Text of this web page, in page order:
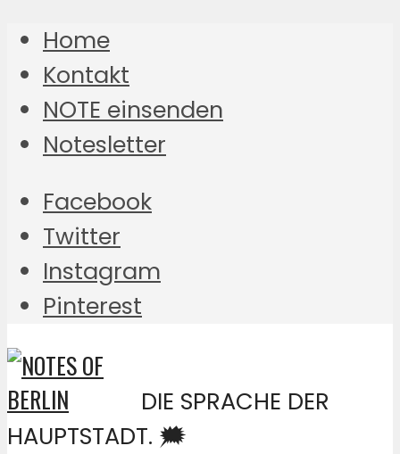
Home
Kontakt
NOTE einsenden
Notesletter
Facebook
Twitter
Instagram
Pinterest
DIE SPRACHE DER
HAUPTSTADT. 🗯️